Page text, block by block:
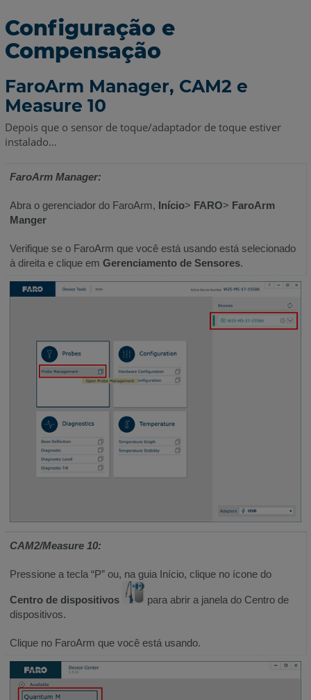
Configuração e
Compensação
FaroArm Manager, CAM2 e
Measure 10
Depois que o sensor de toque/adaptador de toque estiver
instalado…
FaroArm Manager:
Abra o gerenciador do FaroArm, Início> FARO> FaroArm
Manger
Verifique se o FaroArm que você está usando está selecionado
à direita e clique em Gerenciamento de Sensores.
CAM2/Measure 10:
Pressione a tecla “P” ou, na guia Início, clique no ícone do
Centro de dispositivos
para abrir a janela do Centro de
dispositivos.
Clique no FaroArm que você está usando.